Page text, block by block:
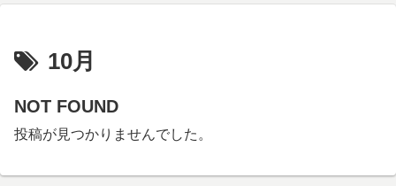
10月
NOT FOUND
投稿が見つかりませんでした。